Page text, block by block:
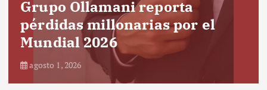
Grupo Ollamani reporta
pérdidas millonarias por el
Mundial 2026
agosto 1, 2026